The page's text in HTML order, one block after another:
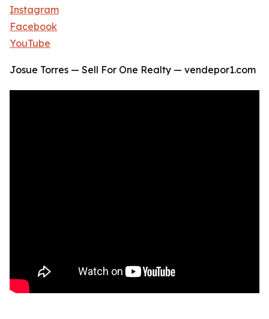
Instagram
Facebook
YouTube
Josue Torres — Sell For One Realty — vendepor1.com